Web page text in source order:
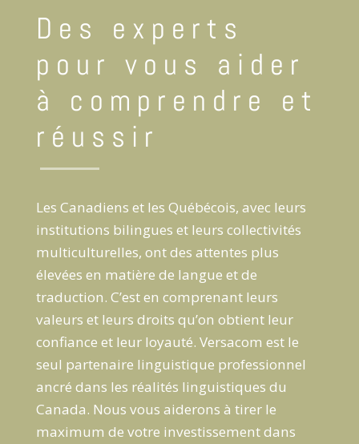
Des experts
pour vous aider
à comprendre et
réussir
Les Canadiens et les Québécois, avec leurs
institutions bilingues et leurs collectivités
multiculturelles, ont des attentes plus
élevées en matière de langue et de
traduction. C’est en comprenant leurs
valeurs et leurs droits qu’on obtient leur
confiance et leur loyauté. Versacom est le
seul partenaire linguistique professionnel
ancré dans les réalités linguistiques du
Canada. Nous vous aiderons à tirer le
maximum de votre investissement dans